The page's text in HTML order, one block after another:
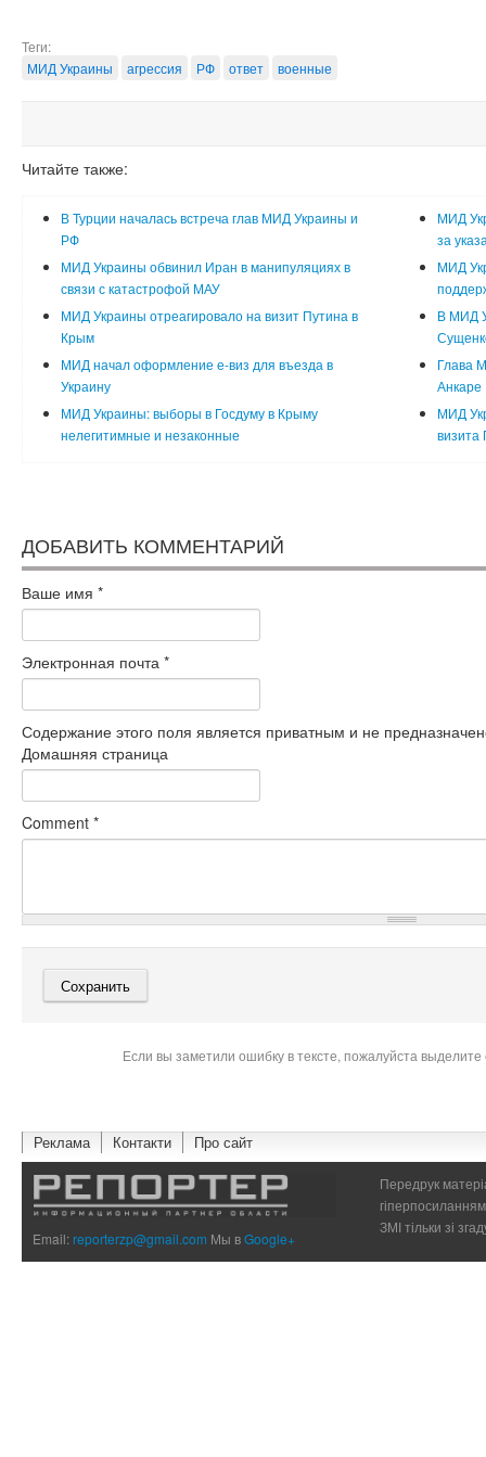
Теги:
МИД Украины
агрессия РФ ответ военные
Читайте также:
В Турции началась встреча глав МИД Украины и
РФ
МИД
за
МИД Украины обвинил Иран в манипуляциях в
связи с катастрофой МАУ
МИД
МИД Украины отреагировало на визит Путина в
Крым
В МИД
МИД начал оформление е-виз для въезда в
Украину
Глава
Анкаре
МИД Украины: выборы в Госдуму в Крыму
нелегитимные и незаконные
МИД
визита
ДОБАВИТЬ КОММЕНТАРИЙ
Ваше имя *
Электронная почта *
Содержание этого поля является приватным и не
Домашняя страница
Comment *
Если вы заметили ошибку в тексте, пожалуйста
Реклама Контакти Про сайт
Email:reporterzp@gmail.com Мы вGoogle+
Передрук
ЗМІ тільки зі